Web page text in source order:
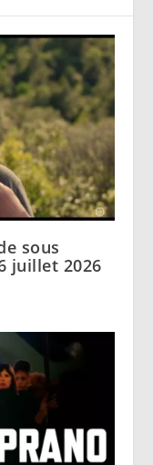
sous
juillet 2026